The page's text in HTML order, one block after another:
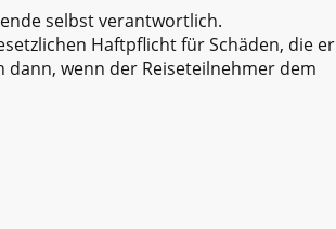
selbst verantwortlich.
Haftpflicht für Schäden, die er
wenn der Reiseteilnehmer dem